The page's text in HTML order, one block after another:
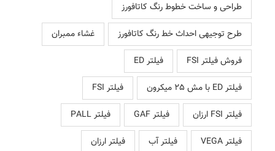
طراحی و ساخت خطوط رنگ کاتافورز
طرح توجیهی احداث خط رنگ کاتافورز
غشاء ممبران
فروش فیلتر FSI
فیلتر ED
فیلتر ED با مش 25 میکرون
فیلتر FSI
فیلتر FSI ارزان
فیلتر GAF
فیلتر PALL
فیلتر VEGA
فیلتر آب
فیلتر ارزان